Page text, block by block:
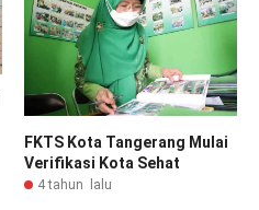
FKTS Kota Tangerang Mulai
Verifikasi Kota Sehat
4 tahun lalu